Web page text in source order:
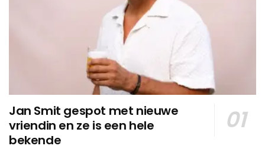
Jan Smit gespot met nieuwe
vriendin en ze is een hele
bekende